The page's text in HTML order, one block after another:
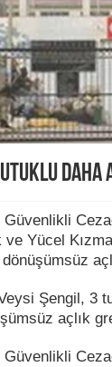
daha
Yücel
Şengil, 3
açlık